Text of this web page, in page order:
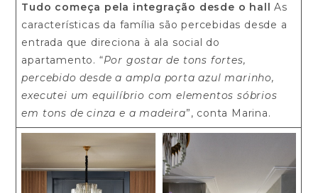
Tudo começa pela integração desde o hallAs
características da família são percebidas desde a
entrada que direciona à ala social do
apartamento. “Por gostar de tons fortes,
percebido desde a ampla porta azul marinho,
executei um equilíbrio com elementos sóbrios
em tons de cinza e a madeira”, conta Marina.